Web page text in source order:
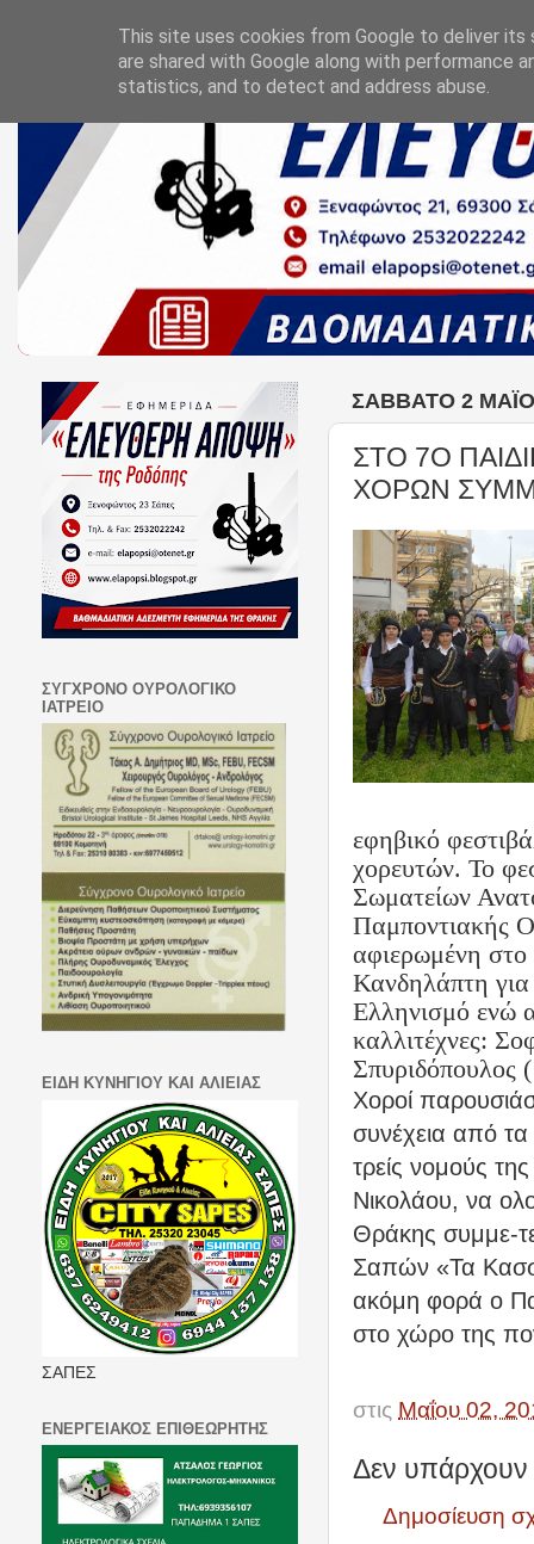
ΣΆΒΒΑΤΟ 2
ΣΤΟ 7Ο
ΧΟΡΩΝ
εφηβικό
χορευτών. Το
Σωματείων
Παμποντιακής
αφιερωμένη στο
Κανδηλάπτη
Ελληνισμό ενώ
καλλιτέχνες:
Σπυριδόπουλος
Χοροί
συνέχεια από
τρείς νομούς
Νικολάου, να
Θράκης συμμε-
Σαπών «Τα
ακόμη φορά ο
στο χώρο της
στις Μαΐου 02,
Δεν υπάρχουν
Δημοσίευση
ΣΥΓΧΡΟΝΟ ΟΥΡΟΛΟΓΙΚΟ
ΙΑΤΡΕΙΟ
ΕΙΔΗ ΚΥΝΗΓΙΟΥ ΚΑΙ ΑΛΙΕΙΑΣ
ΣΑΠΕΣ
ΕΝΕΡΓΕΙΑΚΟΣ ΕΠΙΘΕΩΡΗΤΗΣ
This site uses cookies from Google to deliver its
are shared with Google along with performance
statistics, and to detect and address abuse.